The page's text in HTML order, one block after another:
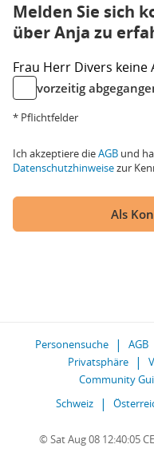
Melden Sie sich
über Anja zu
Frau Herr Divers keine
vorzeitig
* Pflichtfelder
Ich akzeptiere dieAGB und
Datenschutzhinweisezur
Als
Personensuche AGB
Privatsphäre
Community
Schweiz
© Sat Aug 08 12:40:05